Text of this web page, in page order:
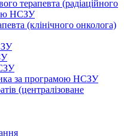
терапевта (радіаційного
НСЗУ
(клінічного онколога)
за програмою НСЗУ
(централізоване